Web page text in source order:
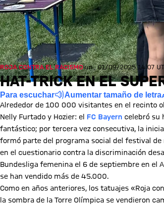
ROJA CONTRA EL RACISMOlun., 01/09/2025 14:07
HAT-TRICK EN EL
Para escuchar Aumentar tamaño de letra
Alrededor de 100 000 visitantes en el recinto
Nelly Furtado y Hozier: el FC Bayern celebró su
fantástico; por tercera vez consecutiva, la
formó parte del programa social del festival
en el cuestionario contra la discriminación
Bundesliga femenina el 6 de septiembre en el
se han vendido más de 45.000.
Como en años anteriores, los tatuajes «Roja
la sombra de la Torre Olímpica se vendieron